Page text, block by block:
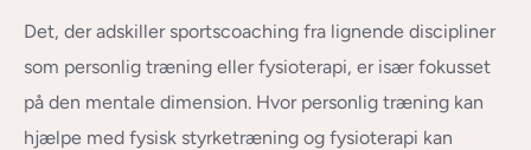
Det, der adskiller sportscoaching fra lignende discipliner
som personlig træning eller fysioterapi, er især fokusset
på den mentale dimension. Hvor personlig træning kan
hjælpe med fysisk styrketræning og fysioterapi kan